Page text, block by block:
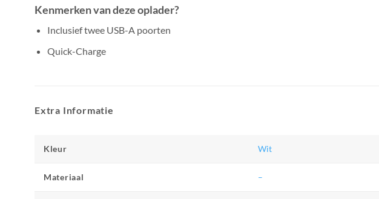
Kenmerken van deze oplader?
Inclusief twee USB-A poorten
Quick-Charge
Extra Informatie
Kleur Wit
Materiaal –